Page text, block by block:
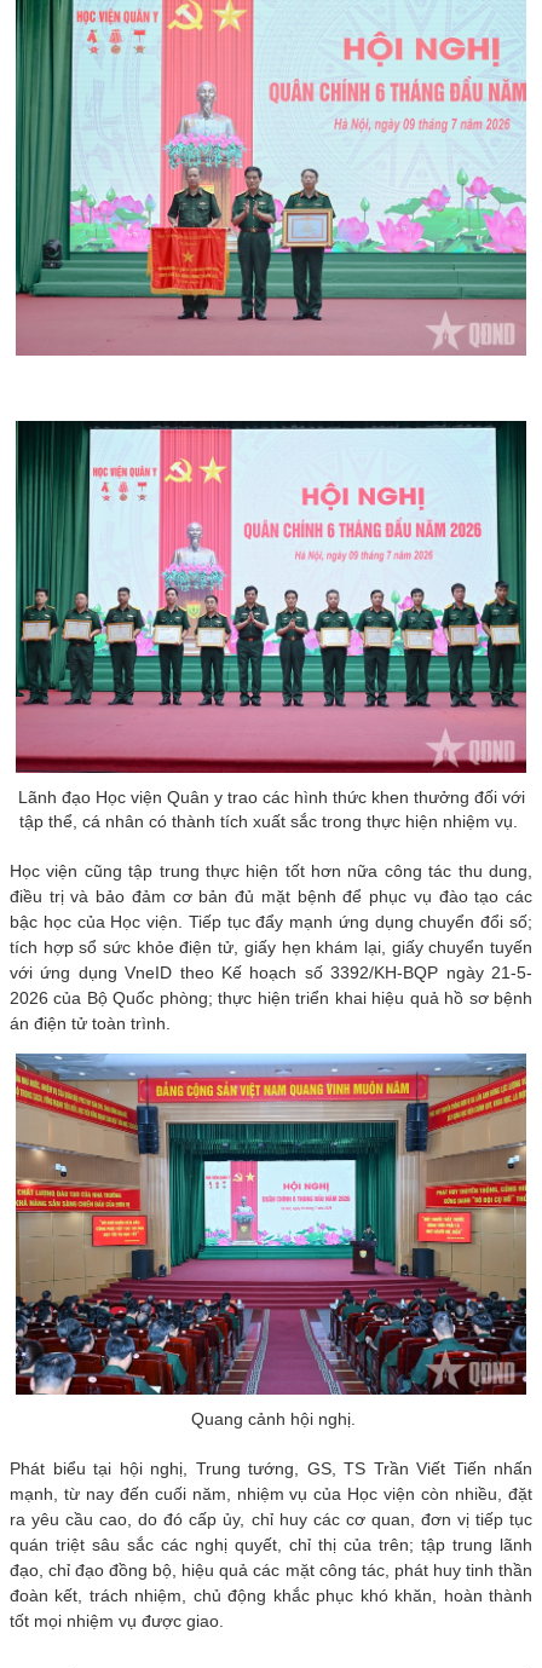
Lãnh đạo Học viện Quân y trao các hình thức khen thưởng đối với
tập thể, cá nhân có thành tích xuất sắc trong thực hiện nhiệm vụ.
Học viện cũng tập trung thực hiện tốt hơn nữa công tác thu dung,
điều trị và bảo đảm cơ bản đủ mặt bệnh để phục vụ đào tạo các
bậc học của Học viện. Tiếp tục đẩy mạnh ứng dụng chuyển đổi số;
tích hợp sổ sức khỏe điện tử, giấy hẹn khám lại, giấy chuyển tuyến
với ứng dụng VneID theo Kế hoạch số 3392/KH-BQP ngày 21-5-
2026 của Bộ Quốc phòng; thực hiện triển khai hiệu quả hồ sơ bệnh
án điện tử toàn trình.
Quang cảnh hội nghị.
Phát biểu tại hội nghị, Trung tướng, GS, TS Trần Viết Tiến nhấn
mạnh, từ nay đến cuối năm, nhiệm vụ của Học viện còn nhiều, đặt
ra yêu cầu cao, do đó cấp ủy, chỉ huy các cơ quan, đơn vị tiếp tục
quán triệt sâu sắc các nghị quyết, chỉ thị của trên; tập trung lãnh
đạo, chỉ đạo đồng bộ, hiệu quả các mặt công tác, phát huy tinh thần
đoàn kết, trách nhiệm, chủ động khắc phục khó khăn, hoàn thành
tốt mọi nhiệm vụ được giao.